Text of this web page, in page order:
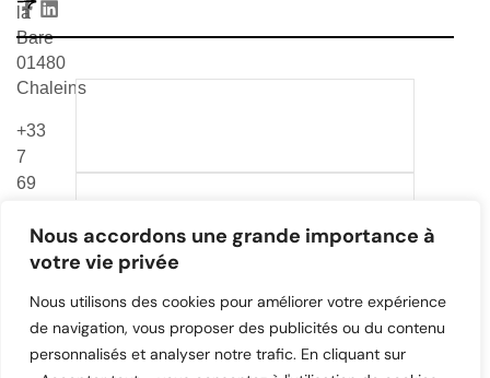
Nous accordons une grande importance à
votre vie privée
Nous utilisons des cookies pour améliorer votre expérience
de navigation, vous proposer des publicités ou du contenu
personnalisés et analyser notre trafic. En cliquant sur
la
Bare
01480
Chaleins
+33
7
69
99
83
group.com
CATALOGUE VEA & MR
CAFE